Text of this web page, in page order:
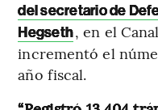
del secretario de
Hegseth, en el
incrementó el
año fiscal.